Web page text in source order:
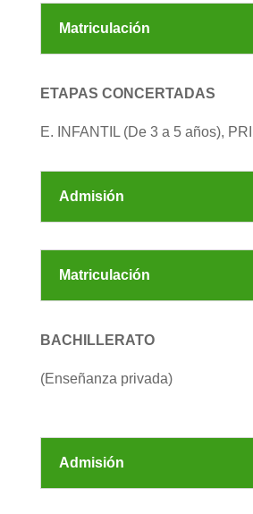
Matriculación
ETAPAS CONCERTADAS
E. INFANTIL (De 3 a 5 años),
Admisión
Matriculación
BACHILLERATO
(Enseñanza privada)
Admisión